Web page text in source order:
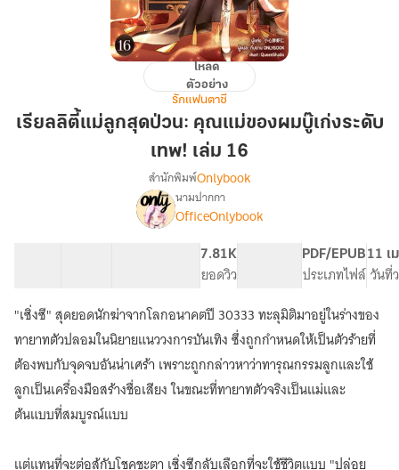
เรียลลิตี้
ลูก
สุด
ผม
เก่ง
ระดับ
เทพ!
เล่ม
16
โหลด
ตัวอย่าง
รักแฟนตาซี
เรียลลิตี้แม่ลูกสุดป่วน: คุณแม่ของผมบู๊เก่งระดับ
เทพ! เล่ม 16
เรื่อง
เรียลลิตี้
แม่
ลูก
สุด
ป่วน:
คุณ
แม่
ของ
ผม
บู๊
เก่ง
สำนักพิมพ์Onlybook
นามปากกา
OfficeOnlybook
7.81K
ยอดวิว
PDF/EPUB
ประเภทไฟล์
11 เ
วันที่
"เซิ่งซี" สุดยอดนักฆ่าจากโลกอนาคตปี 30333 ทะลุมิติมาอยู่ในร่างของ
ทายาทตัวปลอมในนิยายแนววงการบันเทิง ซึ่งถูกกำหนดให้เป็นตัวร้ายที่
ต้องพบกับจุดจบอันน่าเศร้า เพราะถูกกล่าวหาว่าทารุณกรรมลูกและใช้
ลูกเป็นเครื่องมือสร้างชื่อเสียง ในขณะที่ทายาทตัวจริงเป็นแม่และ
ต้นแบบที่สมบูรณ์แบบ
แต่แทนที่จะต่อสู้กับโชคชะตา เซิ่งซีกลับเลือกที่จะใช้ชีวิตแบบ "ปล่อย